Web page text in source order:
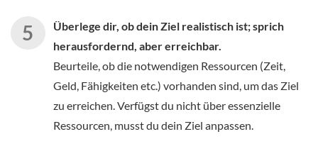
Überlege dir, ob dein Ziel realistisch ist; sprich
herausfordernd, aber erreichbar.
Beurteile, ob die notwendigen Ressourcen (Zeit,
Geld, Fähigkeiten etc.) vorhanden sind, um das Ziel
zu erreichen. Verfügst du nicht über essenzielle
Ressourcen, musst du dein Ziel anpassen.